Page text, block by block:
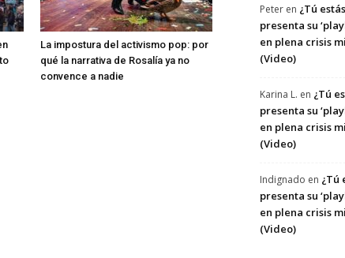
La impostura del activismo pop: por
qué la narrativa de Rosalía ya no
convence a nadie
Peter en ¿Tú
presenta su
en plena crisis
(Video)
Karina L. en ¿Tú
presenta su
en plena crisis
(Video)
Indignado en ¿Tú
presenta su
en plena crisis
(Video)